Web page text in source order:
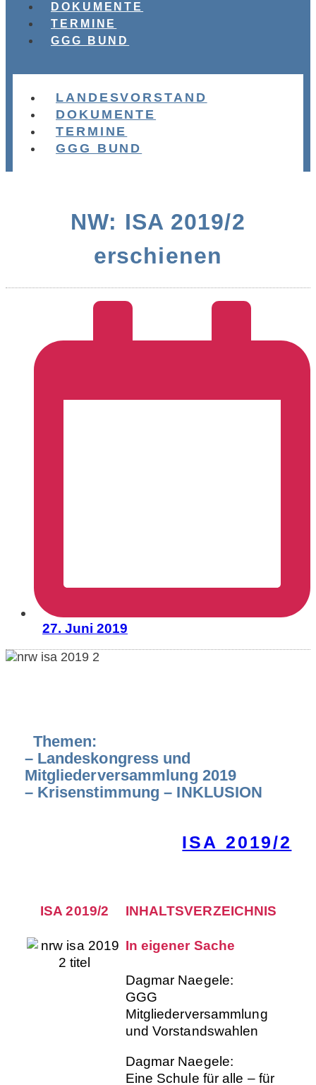
DOKUMENTE
TERMINE
GGG BUND
LANDESVORSTAND
DOKUMENTE
TERMINE
GGG BUND
NW: ISA 2019/2
erschienen
27. Juni 2019
Themen:
– Landeskongress und
Mitgliederversammlung 2019
– Krisenstimmung – INKLUSION
ISA 2019/2
ISA 2019/2 INHALTSVERZEICHNIS
In eigener Sache
Dagmar Naegele:
GGG
Mitgliederversammlung
und Vorstandswahlen
Dagmar Naegele:
Eine Schule für alle – für